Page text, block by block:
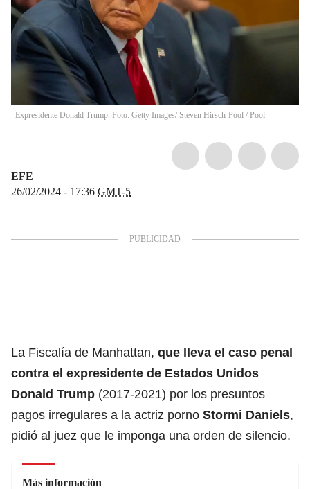
Expresidente Donald Trump. Foto: Getty Images/ Steven Hirsch-Pool / Pool
EFE
26/02/2024 - 17:36 GMT-5
La Fiscalía de Manhattan, que lleva el caso penal
contra el expresidente de Estados Unidos
Donald Trump (2017-2021) por los presuntos
pagos irregulares a la actriz porno Stormi Daniels,
pidió al juez que le imponga una orden de silencio.
Más información